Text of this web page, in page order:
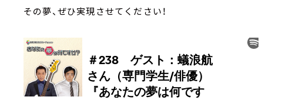
その夢、ぜひ実現させてください！